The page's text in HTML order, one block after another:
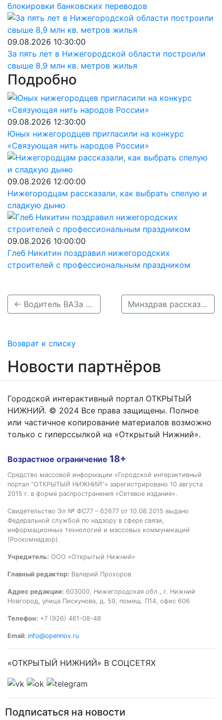
блокировки банковских переводов
09.08.2026 10:30:00
За пять лет в Нижегородской области построили
свыше 8,9 млн кв. метров жилья
Подробно
09.08.2026 12:30:00
Юных нижегородцев пригласили на конкурс
«Связующая нить народов России»
09.08.2026 12:00:00
Нижегородцам рассказали, как выбрать спелую и
сладкую дыню
09.08.2026 10:00:00
Глеб Никитин поздравил нижегородских
строителей с профессиональным праздником
← Водитель ВАЗа сбил 19-летнюю девушку на самокате в Нижнем Новгороде Минздрав рассказал о пострадавших в ДТП под Уренем женщине и подростке →
Возврат к списку
Новости партнёров
Городской интерактивный портал ОТКРЫТЫЙ
НИЖНИЙ. © 2024 Все права защищены. Полное
или частичное копирование материалов возможно
только с гиперссылкой на «Открытый Нижний».
Возрастное ограничение 18+
Средство массовой информации «Городской интерактивный
портал “ОТКРЫТЫЙ НИЖНИЙ”» зарегистрировано 10 августа
2015 г. в форме распространения «Сетевое издание».
Свидетельство Эл № ФС77 – 62677 от 10.08.2015 выдано
Федеральной службой по надзору в сфере связи,
информационных технологий и массовых коммуникаций
(Роскомнадзор).
Учредитель: ООО «Открытый Нижний»
Главный редактор: Валерий Прохоров
Адрес редакции: 603000, Нижегородская обл., г. Нижний
Новгород, улица Пискунова, д. 59, помещ. П14, офис 606
Телефон: +7 (926) 461-08-48
Email: info@opennov.ru
«ОТКРЫТЫЙ НИЖНИЙ» В СОЦСЕТЯХ
Подписаться на новости